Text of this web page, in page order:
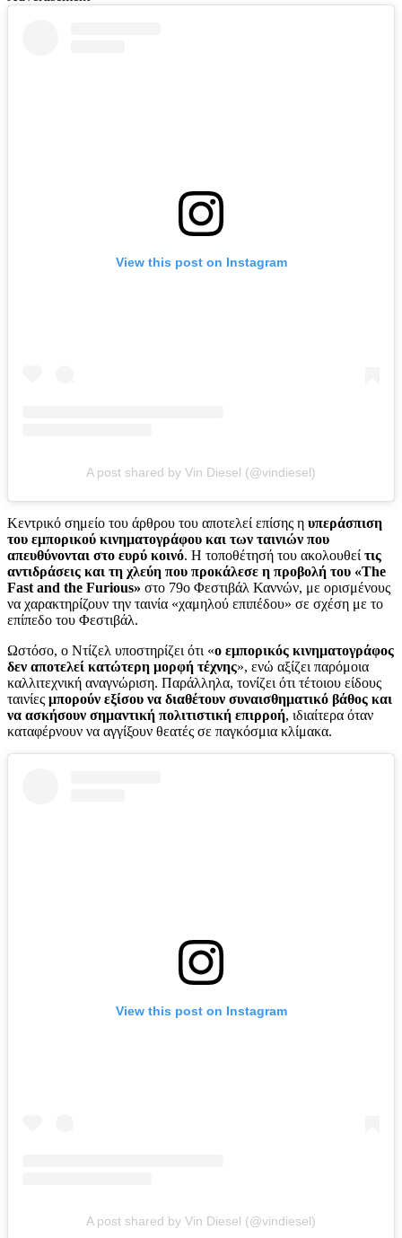
View this post on Instagram
A post shared by Vin Diesel (@vindiesel)
Κεντρικό σημείο του άρθρου του αποτελεί επίσης η υπεράσπιση
του εμπορικού κινηματογράφου και των ταινιών που
απευθύνονται στο ευρύ κοινό. Η τοποθέτησή του ακολουθεί τις
αντιδράσεις και τη χλεύη που προκάλεσε η προβολή του «The
Fast and the Furious» στο 79ο Φεστιβάλ Καννών, με ορισμένους
να χαρακτηρίζουν την ταινία «χαμηλού επιπέδου» σε σχέση με το
επίπεδο του Φεστιβάλ.
Ωστόσο, ο Ντίζελ υποστηρίζει ότι «ο εμπορικός κινηματογράφος
δεν αποτελεί κατώτερη μορφή τέχνης», ενώ αξίζει παρόμοια
καλλιτεχνική αναγνώριση. Παράλληλα, τονίζει ότι τέτοιου είδους
ταινίες μπορούν εξίσου να διαθέτουν συναισθηματικό βάθος και
να ασκήσουν σημαντική πολιτιστική επιρροή, ιδιαίτερα όταν
καταφέρνουν να αγγίξουν θεατές σε παγκόσμια κλίμακα.
View this post on Instagram
A post shared by Vin Diesel (@vindiesel)